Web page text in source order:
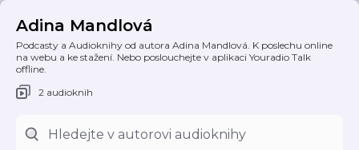
Adina Mandlová
Podcasty a Audioknihy od autora Adina Mandlová. K poslechu online
na webu a ke stažení. Nebo poslouchejte v aplikaci Youradio Talk
offline.
2 audioknih